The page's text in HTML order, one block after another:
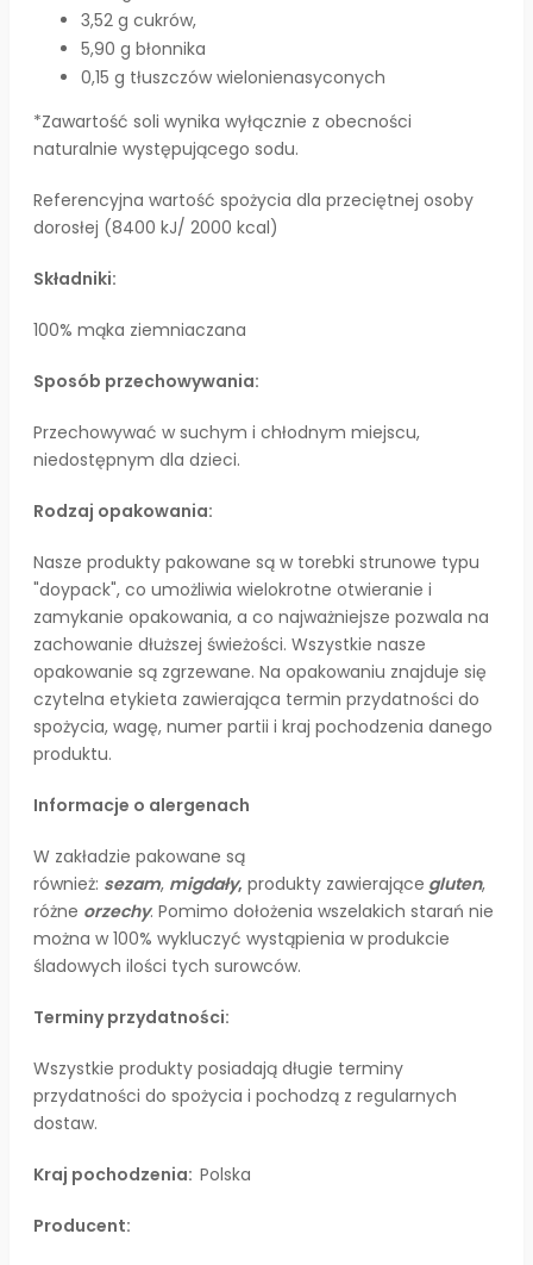
3,52 g cukrów,
5,90 g błonnika
0,15 g tłuszczów wielonienasyconych
*Zawartość soli wynika wyłącznie z obecności
naturalnie występującego sodu.
Referencyjna wartość spożycia dla przeciętnej osoby
dorosłej (8400 kJ/ 2000 kcal)
Składniki:
100% mąka ziemniaczana
Sposób przechowywania:
Przechowywać w suchym i chłodnym miejscu,
niedostępnym dla dzieci.
Rodzaj opakowania:
Nasze produkty pakowane są w torebki strunowe typu
"doypack", co umożliwia wielokrotne otwieranie i
zamykanie opakowania, a co najważniejsze pozwala na
zachowanie dłuższej świeżości. Wszystkie nasze
opakowanie są zgrzewane. Na opakowaniu znajduje się
czytelna etykieta zawierająca termin przydatności do
spożycia, wagę, numer partii i kraj pochodzenia danego
produktu.
Informacje o alergenach
W zakładzie pakowane są
również: sezam, migdały, produkty zawierające gluten,
różne orzechy. Pomimo dołożenia wszelakich starań nie
można w 100% wykluczyć wystąpienia w produkcie
śladowych ilości tych surowców.
Terminy przydatności:
Wszystkie produkty posiadają długie terminy
przydatności do spożycia i pochodzą z regularnych
dostaw.
Kraj pochodzenia: Polska
Producent: